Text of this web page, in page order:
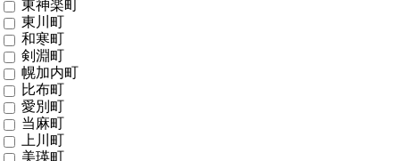
東神楽町
東川町
和寒町
剣淵町
幌加内町
比布町
愛別町
当麻町
上川町
美瑛町